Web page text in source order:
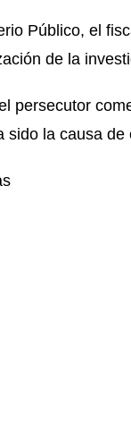
Público, el
de la
persecutor
sido la causa